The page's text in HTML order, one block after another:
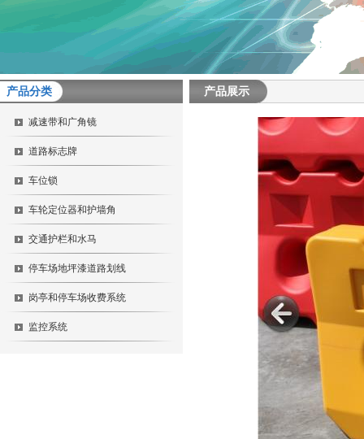
产品分类
减速带和广角镜
道路标志牌
车位锁
车轮定位器和护墙角
交通护栏和水马
停车场地坪漆道路划线
岗亭和停车场收费系统
监控系统
产品展示